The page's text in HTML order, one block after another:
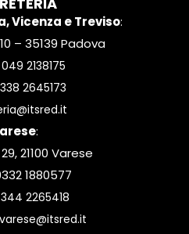
Vicenza e Treviso:
– 35139 Padova
2138175
2645173
:
21100 Varese
1880577
2265418